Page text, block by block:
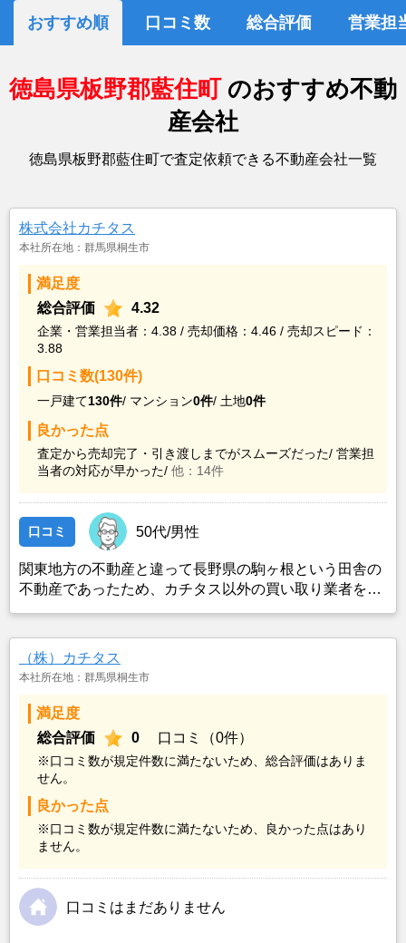
おすすめ順 口コミ数 総合評価 営業担
徳島県板野郡藍住町 のおすすめ不動
産会社
徳島県板野郡藍住町で査定依頼できる不動産会社一覧
株式会社カチタス
本社所在地：群馬県桐生市
満足度
総合評価
4.32
企業・営業担当者：4.38 / 売却価格：4.46 / 売却スピード：
3.88
口コミ数(130件)
一戸建て130件/ マンション0件/ 土地0件
良かった点
査定から売却完了・引き渡しまでがスムーズだった/ 営業担
当者の対応が早かった/ 他：14件
口コミ 50代/男性
関東地方の不動産と違って長野県の駒ヶ根という田舎の
不動産であったため、カチタス以外の買い取り業者をみ
も空き家の状態で不動産を残しておけないと考えて売却
を決めた。
（株）カチタス
本社所在地：群馬県桐生市
満足度
総合評価
0 口コミ（0件）
※口コミ数が規定件数に満たないため、総合評価はありま
せん。
良かった点
※口コミ数が規定件数に満たないため、良かった点はあり
ません。
口コミはまだありません